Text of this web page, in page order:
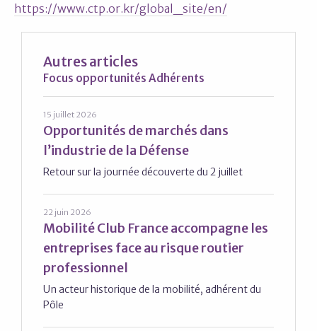
https://www.ctp.or.kr/global_site/en/
Autres articles
Focus opportunités Adhérents
15 juillet 2026
Opportunités de marchés dans
l’industrie de la Défense
Retour sur la journée découverte du 2 juillet
22 juin 2026
Mobilité Club France accompagne les
entreprises face au risque routier
professionnel
Un acteur historique de la mobilité, adhérent du
Pôle